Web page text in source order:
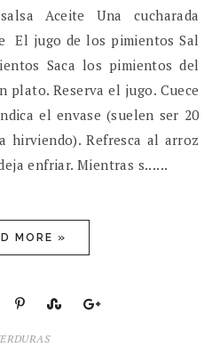
Aceite Una cucharada
El jugo de los pimientos Sal
Saca los pimientos del
plato. Reserva el jugo. Cuece
el envase (suelen ser 20
hirviendo). Refresca al arroz
enfriar. Mientras s......
MORE »